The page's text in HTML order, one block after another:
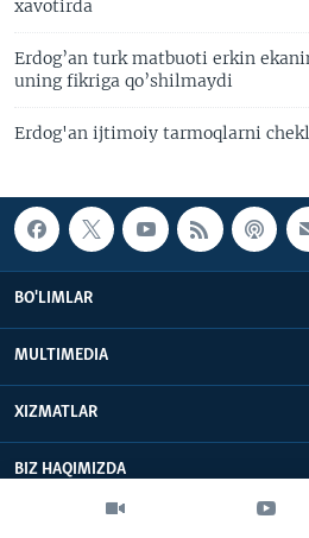
xavotirda
Erdog’an turk matbuoti erkin
uning fikriga qo’shilmaydi
Erdog'an ijtimoiy tarmoqlarni
BO'LIMLAR
MULTIMEDIA
XIZMATLAR
BIZ HAQIMIZDA